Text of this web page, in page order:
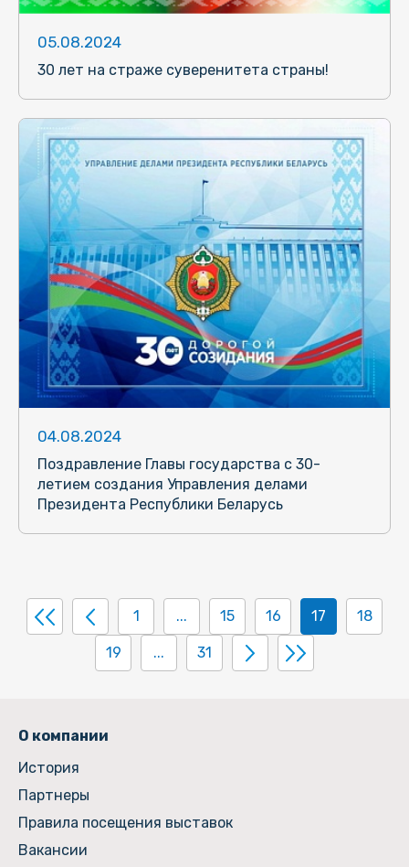
05.08.2024
30 лет на страже суверенитета страны!
04.08.2024
Поздравление Главы государства с 30-
летием создания Управления делами
Президента Республики Беларусь
1 ... 15 16 17 18
19 ... 31
О компании
История
Партнеры
Правила посещения выставок
Вакансии